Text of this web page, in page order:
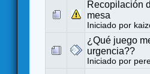
Recopilación
mesa
Iniciado por
¿Qué juego
urgencia??
Iniciado por